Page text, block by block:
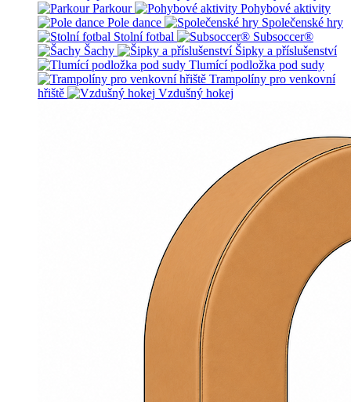
Parkour
Pohybové aktivity
Pole dance
Společenské hry
Stolní fotbal
Subsoccer®
Šachy
Šipky a příslušenství
Tlumící podložka pod sudy
Trampolíny pro venkovní
hřiště
Vzdušný hokej